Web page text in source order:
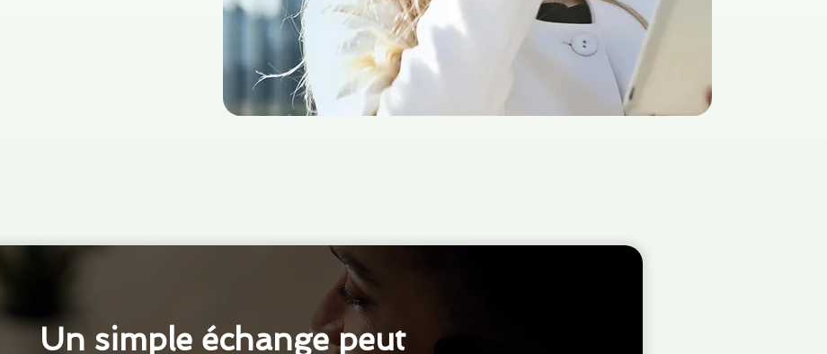
Un simple échange peut